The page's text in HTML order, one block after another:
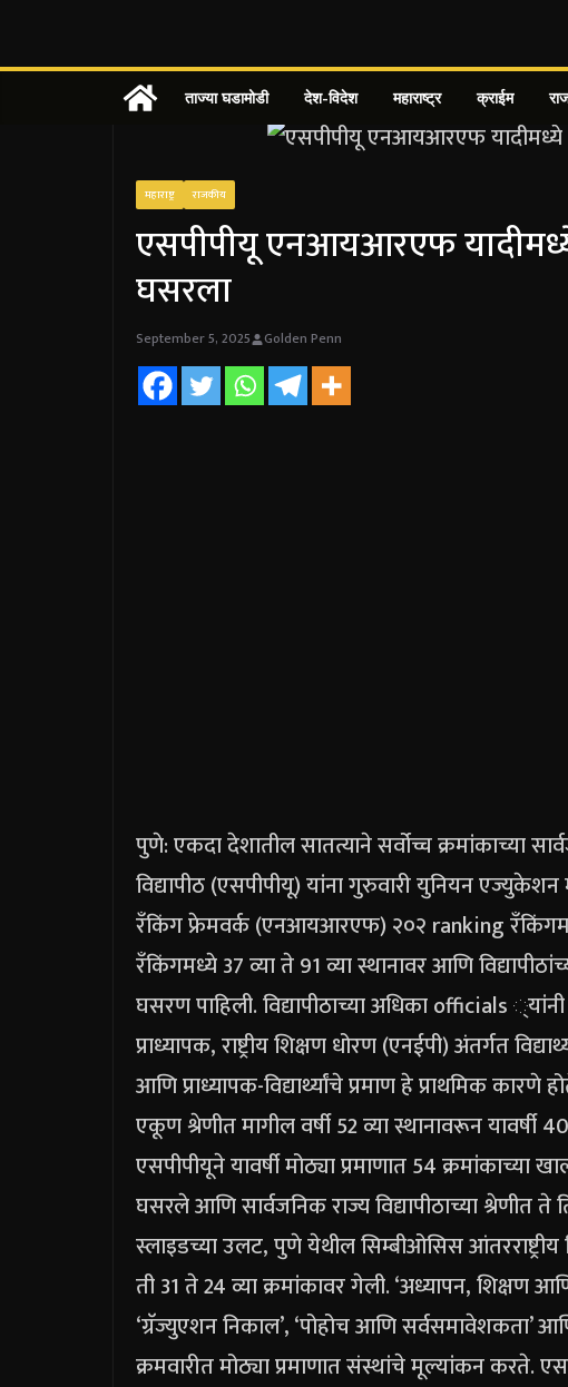
to
ताज्या घडामोडी देश-विदेश महाराष्ट्र क्राईम
महाराष्ट्र राजकीय
एसपीपीयू एनआयआरएफ यादीमध्ये
घसरला
September 5, 2025 Golden Penn
पुणे: एकदा देशातील सातत्याने सर्वोच्च क्रमांकाच्या
विद्यापीठ (एसपीपीयू) यांना गुरुवारी युनियन एज्युकेशन
रँकिंग फ्रेमवर्क (एनआयआरएफ) २०२ ranking
रँकिंगमध्ये 37 व्या ते 91 व्या स्थानावर आणि
घसरण पाहिली.विद्यापीठाच्या अधिका officials
प्राध्यापक, राष्ट्रीय शिक्षण धोरण (एनईपी) अंतर्गत
आणि प्राध्यापक-विद्यार्थ्यांचे प्रमाण हे प्राथमिक कारणे
एकूण श्रेणीत मागील वर्षी 52 व्या स्थानावरून यावर्षी
एसपीपीयूने यावर्षी मोठ्या प्रमाणात 54 क्रमांकाच्या
घसरले आणि सार्वजनिक राज्य विद्यापीठाच्या श्रेणीत ते
स्लाइडच्या उलट, पुणे येथील सिम्बीओसिस आंतरराष्ट्रीय
ती 31 ते 24 व्या क्रमांकावर गेली.‘अध्यापन, शिक्षण
‘ग्रॅज्युएशन निकाल’, ‘पोहोच आणि सर्वसमावेशकता’
क्रमवारीत मोठ्या प्रमाणात संस्थांचे मूल्यांकन करते.